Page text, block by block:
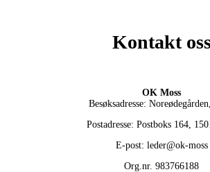
Kontakt
OK Moss
Besøksadresse:
Postadresse: Postboks 164,
E-post: leder@ok-moss
Org.nr. 983766188